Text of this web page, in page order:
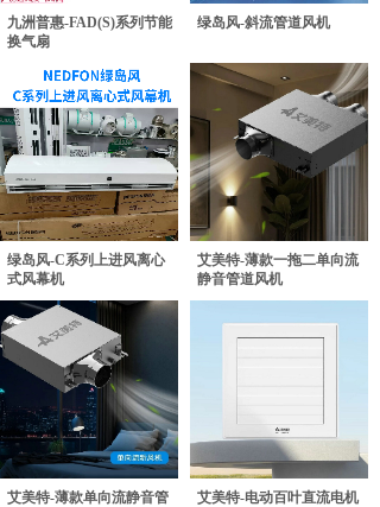
九洲普惠-FAD(S)系列节能
换气扇
绿岛风-斜流管道风机
绿岛风-C系列上进风离心
式风幕机
艾美特-薄款一拖二单向流
静音管道风机
艾美特-薄款单向流静音管
艾美特-电动百叶直流电机